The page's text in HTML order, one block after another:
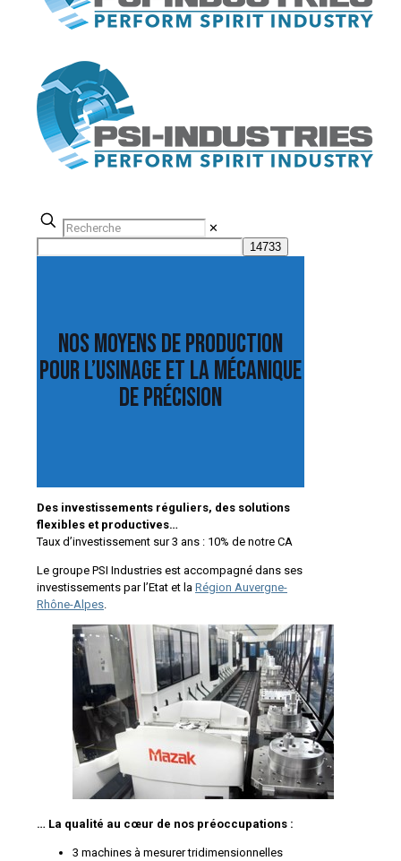
✕
Nos moyens de production
pour l’usinage et la mécanique
de précision
Des investissements réguliers, des solutions
flexibles et productives…
Taux d’investissement sur 3 ans : 10% de notre CA
Le groupe PSI Industries est accompagné dans ses
investissements par l’Etat et la Région Auvergne-
Rhône-Alpes.
… La qualité au cœur de nos préoccupations :
3 machines à mesurer tridimensionnelles